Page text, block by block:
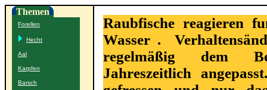
Themen
Forellen
Hecht
Aal
Karpfen
Barsch
Raubfische reagieren
Wasser .
regelmäßig dem
Jahreszeitlich angepasst.